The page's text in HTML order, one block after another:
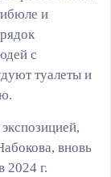
и
с
туалеты и
вновь
2024 г.